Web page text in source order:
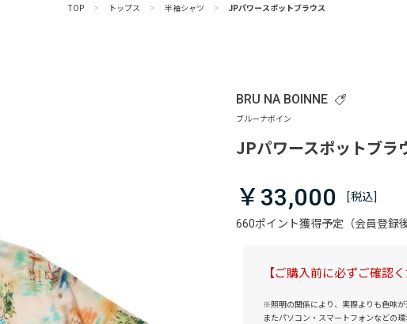
TOP > トップス > 半袖シャツ > JPパワースポットブラウス
BRU NA BOINNE
JPパワースポットブラ
660ポイント獲得予定（会員登録
￥33,000
【ご購入前に必ずご確認く
※照明の関係により、実際よりも色味が
またパソコン・スマートフォンなどの